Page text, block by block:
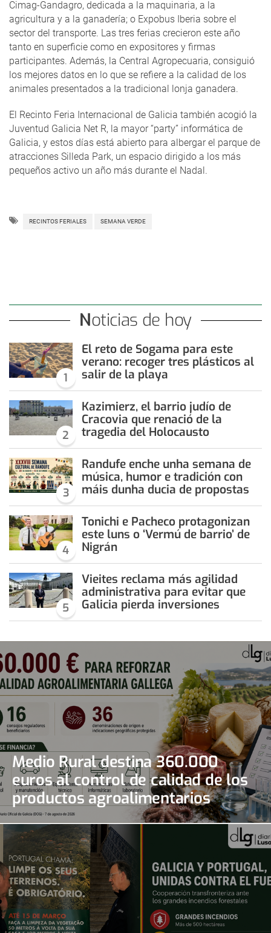
Cimag-Gandagro, dedicada a la maquinaria, a la
agricultura y a la ganadería; o Expobus Iberia sobre el
sector del transporte. Las tres ferias crecieron este año
tanto en superficie como en expositores y firmas
participantes. Además, la Central Agropecuaria, consiguió
los mejores datos en lo que se refiere a la calidad de los
animales presentados a la tradicional lonja ganadera.
El Recinto Feria Internacional de Galicia también acogió la
Juventud Galicia Net R, la mayor “party” informática de
Galicia, y estos días está abierto para albergar el parque de
atracciones Silleda Park, un espacio dirigido a los más
pequeños activo un año más durante el Nadal.
RECINTOS FERIALES SEMANA VERDE
Noticias de hoy
1
El reto de Sogama para este
verano: recoger tres plásticos al
salir de la playa
2
Kazimierz, el barrio judío de
Cracovia que renació de la
tragedia del Holocausto
3
Randufe enche unha semana de
música, humor e tradición con
máis dunha ducia de propostas
4
Tonichi e Pacheco protagonizan
este luns o ‘Vermú de barrio’ de
Nigrán
5
Vieites reclama más agilidad
administrativa para evitar que
Galicia pierda inversiones
Medio Rural destina 360.000
euros al control de calidad de los
productos agroalimentarios
gallegos